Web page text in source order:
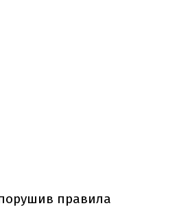
правила